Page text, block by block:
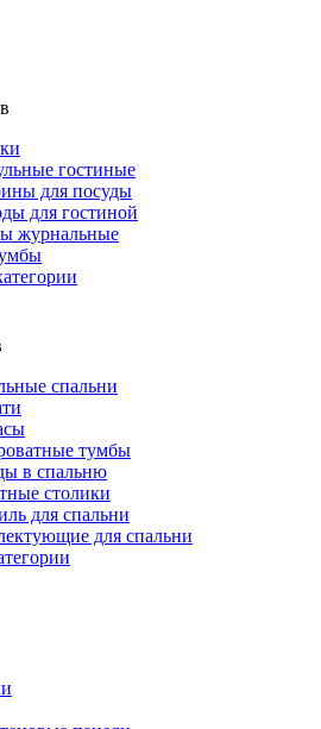
гостиные
для посуды
для гостиной
журнальные
спальни
тумбы
в спальню
столики
для спальни
для спальни